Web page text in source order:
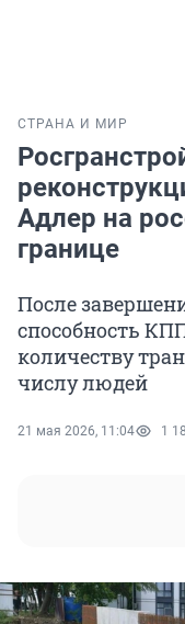
СТРАНА И МИР
Адлер на
границе
После
способность
количеству
числу людей
21 мая 2026, 11:04 1